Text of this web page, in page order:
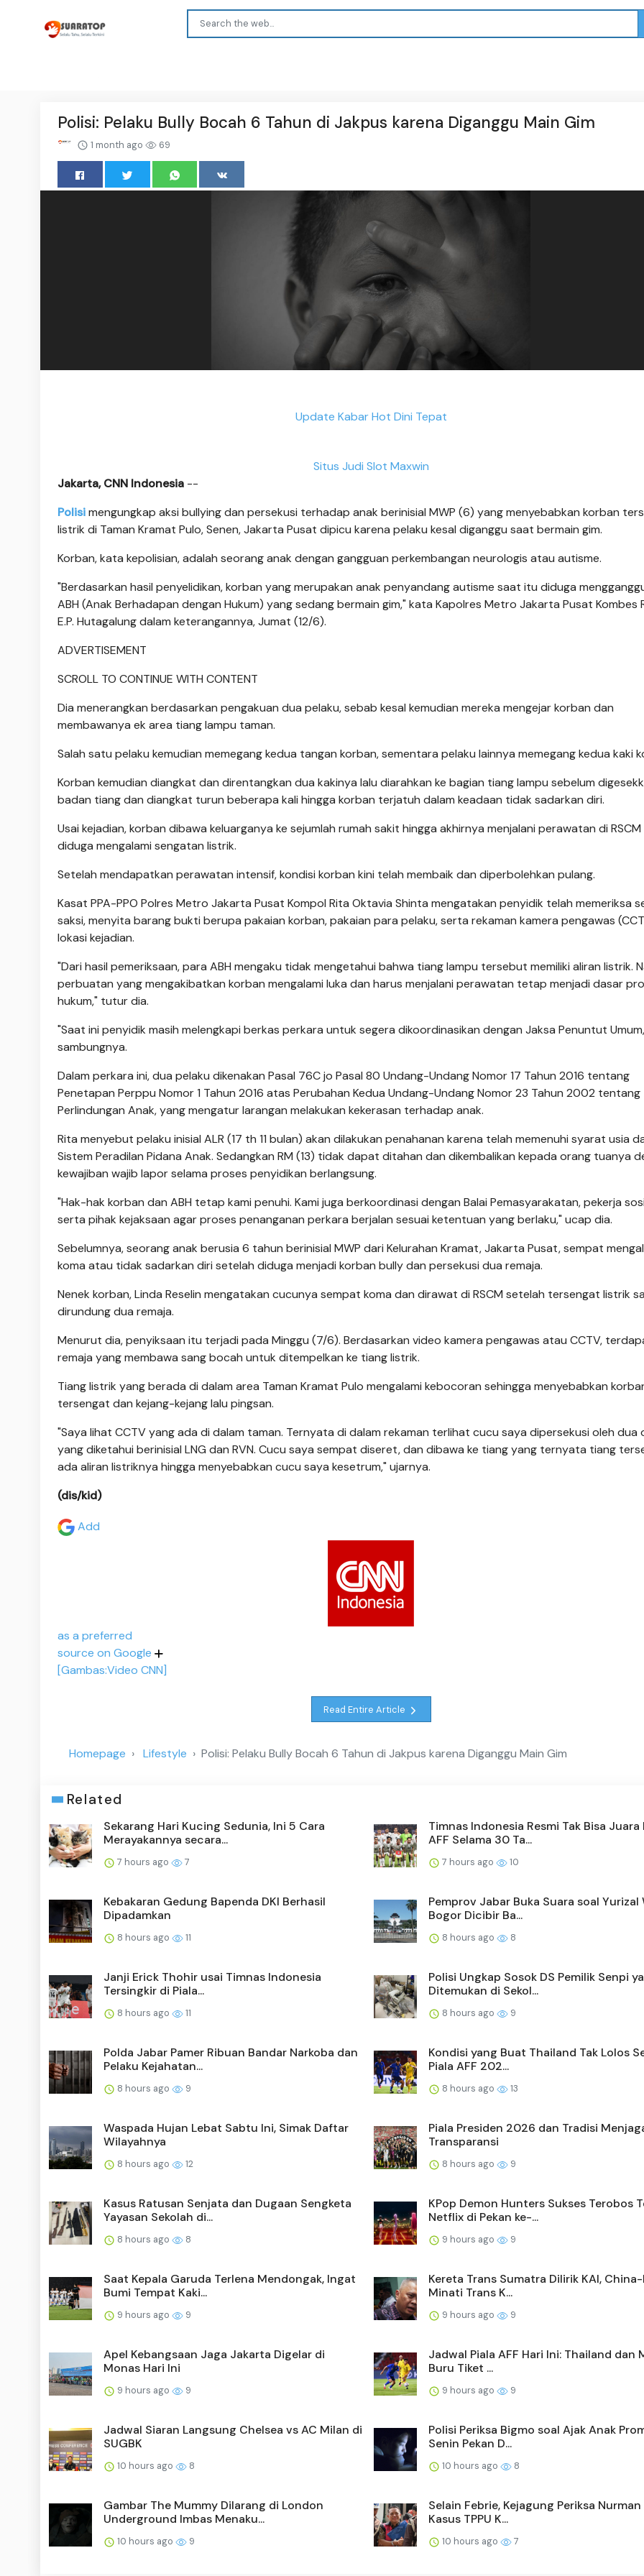
Polisi: Pelaku Bully Bocah 6 Tahun di Jakpus karena Diganggu Main Gim
1 month ago 69
Update Kabar Hot Dini Tepat
Situs Judi Slot Maxwin
Jakarta, CNN Indonesia --
Polisimengungkap aksi bullying dan persekusi terhadap anak berinisial MWP (6) yang menyebabkan korban
listrik di Taman Kramat Pulo, Senen, Jakarta Pusat dipicu karena pelaku kesal diganggu saat bermain gim.
Korban, kata kepolisian, adalah seorang anak dengan gangguan perkembangan neurologis atau autisme.
"Berdasarkan hasil penyelidikan, korban yang merupakan anak penyandang autisme saat itu diduga
ABH (Anak Berhadapan dengan Hukum) yang sedang bermain gim," kata Kapolres Metro Jakarta Pusat Kombes
E.P. Hutagalung dalam keterangannya, Jumat (12/6).
ADVERTISEMENT
SCROLL TO CONTINUE WITH CONTENT
Dia menerangkan berdasarkan pengakuan dua pelaku, sebab kesal kemudian mereka mengejar korban dan
membawanya ek area tiang lampu taman.
Salah satu pelaku kemudian memegang kedua tangan korban, sementara pelaku lainnya memegang kedua kaki
Korban kemudian diangkat dan direntangkan dua kakinya lalu diarahkan ke bagian tiang lampu sebelum
badan tiang dan diangkat turun beberapa kali hingga korban terjatuh dalam keadaan tidak sadarkan diri.
Usai kejadian, korban dibawa keluarganya ke sejumlah rumah sakit hingga akhirnya menjalani perawatan di
diduga mengalami sengatan listrik.
Setelah mendapatkan perawatan intensif, kondisi korban kini telah membaik dan diperbolehkan pulang.
Kasat PPA-PPO Polres Metro Jakarta Pusat Kompol Rita Oktavia Shinta mengatakan penyidik telah memeriksa
saksi, menyita barang bukti berupa pakaian korban, pakaian para pelaku, serta rekaman kamera pengawas
lokasi kejadian.
"Dari hasil pemeriksaan, para ABH mengaku tidak mengetahui bahwa tiang lampu tersebut memiliki aliran listrik.
perbuatan yang mengakibatkan korban mengalami luka dan harus menjalani perawatan tetap menjadi dasar
hukum," tutur dia.
"Saat ini penyidik masih melengkapi berkas perkara untuk segera dikoordinasikan dengan Jaksa Penuntut
sambungnya.
Dalam perkara ini, dua pelaku dikenakan Pasal 76C jo Pasal 80 Undang-Undang Nomor 17 Tahun 2016 tentang
Penetapan Perppu Nomor 1 Tahun 2016 atas Perubahan Kedua Undang-Undang Nomor 23 Tahun 2002 tentang
Perlindungan Anak, yang mengatur larangan melakukan kekerasan terhadap anak.
Rita menyebut pelaku inisial ALR (17 th 11 bulan) akan dilakukan penahanan karena telah memenuhi syarat usia
Sistem Peradilan Pidana Anak. Sedangkan RM (13) tidak dapat ditahan dan dikembalikan kepada orang tuanya
kewajiban wajib lapor selama proses penyidikan berlangsung.
"Hak-hak korban dan ABH tetap kami penuhi. Kami juga berkoordinasi dengan Balai Pemasyarakatan, pekerja
serta pihak kejaksaan agar proses penanganan perkara berjalan sesuai ketentuan yang berlaku," ucap dia.
Sebelumnya, seorang anak berusia 6 tahun berinisial MWP dari Kelurahan Kramat, Jakarta Pusat, sempat
koma atau tidak sadarkan diri setelah diduga menjadi korban bully dan persekusi dua remaja.
Nenek korban, Linda Reselin mengatakan cucunya sempat koma dan dirawat di RSCM setelah tersengat listrik
dirundung dua remaja.
Menurut dia, penyiksaan itu terjadi pada Minggu (7/6). Berdasarkan video kamera pengawas atau CCTV,
remaja yang membawa sang bocah untuk ditempelkan ke tiang listrik.
Tiang listrik yang berada di dalam area Taman Kramat Pulo mengalami kebocoran sehingga menyebabkan
tersengat dan kejang-kejang lalu pingsan.
"Saya lihat CCTV yang ada di dalam taman. Ternyata di dalam rekaman terlihat cucu saya dipersekusi oleh dua
yang diketahui berinisial LNG dan RVN. Cucu saya sempat diseret, dan dibawa ke tiang yang ternyata tiang
ada aliran listriknya hingga menyebabkan cucu saya kesetrum," ujarnya.
(dis/kid)
Add
as a preferred
source on Google
[Gambas:Video CNN]
Read Entire Article
Homepage Lifestyle Polisi: Pelaku Bully Bocah 6 Tahun di Jakpus karena Diganggu Main Gim
Related
Sekarang Hari Kucing Sedunia, Ini 5 Cara
Merayakannya secara...
7 hours ago 7
Timnas Indonesia Resmi Tak Bisa Juara
AFF Selama 30 Ta...
7 hours ago 10
Kebakaran Gedung Bapenda DKI Berhasil
Dipadamkan
8 hours ago 11
Pemprov Jabar Buka Suara soal Yurizal
Bogor Dicibir Ba...
8 hours ago 8
Janji Erick Thohir usai Timnas Indonesia
Tersingkir di Piala...
8 hours ago 11
Polisi Ungkap Sosok DS Pemilik Senpi
Ditemukan di Sekol...
8 hours ago 9
Polda Jabar Pamer Ribuan Bandar Narkoba dan
Pelaku Kejahatan...
8 hours ago 9
Kondisi yang Buat Thailand Tak Lolos
Piala AFF 202...
8 hours ago 13
Waspada Hujan Lebat Sabtu Ini, Simak Daftar
Wilayahnya
8 hours ago 12
Piala Presiden 2026 dan Tradisi
Transparansi
8 hours ago 9
Kasus Ratusan Senjata dan Dugaan Sengketa
Yayasan Sekolah di...
8 hours ago 8
KPop Demon Hunters Sukses Terobos
Netflix di Pekan ke-...
9 hours ago 9
Saat Kepala Garuda Terlena Mendongak, Ingat
Bumi Tempat Kaki...
9 hours ago 9
Kereta Trans Sumatra Dilirik KAI,
Minati Trans K...
9 hours ago 9
Apel Kebangsaan Jaga Jakarta Digelar di
Monas Hari Ini
9 hours ago 9
Jadwal Piala AFF Hari Ini: Thailand dan
Buru Tiket ...
9 hours ago 9
Jadwal Siaran Langsung Chelsea vs AC Milan di
SUGBK
10 hours ago 8
Polisi Periksa Bigmo soal Ajak Anak
Senin Pekan D...
10 hours ago 8
Gambar The Mummy Dilarang di London
Underground Imbas Menaku...
10 hours ago 9
Selain Febrie, Kejagung Periksa
Kasus TPPU K...
10 hours ago 7